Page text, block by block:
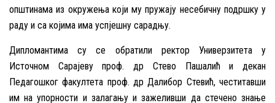
општинама из окружења који му пружају несебичну подршку у
раду и са којима има успјешну сарадњу.
Дипломантима су се обратили ректор Универзитета у
Источном Сарајеву проф. др Стево Пашалић и декан
Педагошког факултета проф. др Далибор Стевић, честитавши
им на упорности и залагању и зажеливши да стечено знање